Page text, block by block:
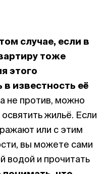
случае, если в
тоже
этого
известность её
не против, можно
жильё. Если
или с этим
вы можете сами
водой и прочитать